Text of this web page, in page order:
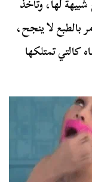
بالطبع لا ينجح،
كالتي تمتلكها